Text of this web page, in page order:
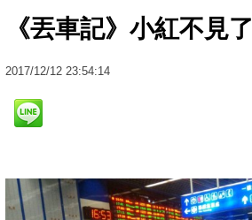
《丟車記》小紅不見了
2017/12/12 23:54:14